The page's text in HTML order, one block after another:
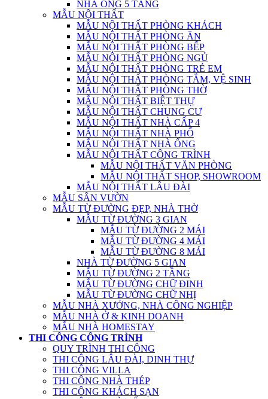
NHÀ ỐNG 5 TẦNG
MẪU NỘI THẤT
MẪU NỘI THẤT PHÒNG KHÁCH
MẪU NỘI THẤT PHÒNG ĂN
MẪU NỘI THẤT PHÒNG BẾP
MẪU NỘI THẤT PHÒNG NGỦ
MẪU NỘI THẤT PHÒNG TRẺ EM
MẪU NỘI THẤT PHÒNG TẮM, VỆ SINH
MẪU NỘI THẤT PHÒNG THỜ
MẪU NỘI THẤT BIỆT THỰ
MẪU NỘI THẤT CHUNG CƯ
MẪU NỘI THẤT NHÀ CẤP 4
MẪU NỘI THẤT NHÀ PHỐ
MẪU NỘI THẤT NHÀ ỐNG
MẪU NỘI THẤT CÔNG TRÌNH
MẪU NỘI THẤT VĂN PHÒNG
MẪU NỘI THẤT SHOP, SHOWROOM
MẪU NỘI THẤT LÂU ĐÀI
MẪU SÂN VƯỜN
MẪU TỪ ĐƯỜNG ĐẸP, NHÀ THỜ
MẪU TỪ ĐƯỜNG 3 GIAN
MẪU TỪ ĐƯỜNG 2 MÁI
MẪU TỪ ĐƯỜNG 4 MÁI
MẪU TỪ ĐƯỜNG 8 MÁI
NHÀ TỪ ĐƯỜNG 5 GIAN
MẪU TỪ ĐƯỜNG 2 TẦNG
MẪU TỪ ĐƯỜNG CHỮ ĐINH
MẪU TỪ ĐƯỜNG CHỮ NHỊ
MẪU NHÀ XƯỞNG, NHÀ CÔNG NGHIỆP
MẪU NHÀ Ở & KINH DOANH
MẪU NHÀ HOMESTAY
THI CÔNG CÔNG TRÌNH
QUY TRÌNH THI CÔNG
THI CÔNG LÂU ĐÀI, DINH THỰ
THI CÔNG VILLA
THI CÔNG NHÀ THÉP
THI CÔNG KHÁCH SẠN